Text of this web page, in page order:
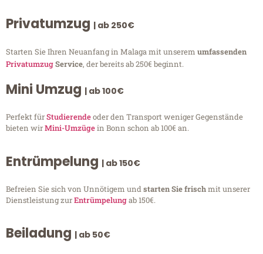
Privatumzug | ab 250€
Starten Sie Ihren Neuanfang in Malaga mit unserem umfassenden
PrivatumzugService, der bereits ab 250€ beginnt.
Mini Umzug | ab 100€
Perfekt fürStudierendeoder den Transport weniger Gegenstände
bieten wirMini-Umzügein Bonn schon ab 100€ an.
Entrümpelung | ab 150€
Befreien Sie sich von Unnötigem undstarten Sie frischmit unserer
Dienstleistung zurEntrümpelungab 150€.
Beiladung | ab 50€